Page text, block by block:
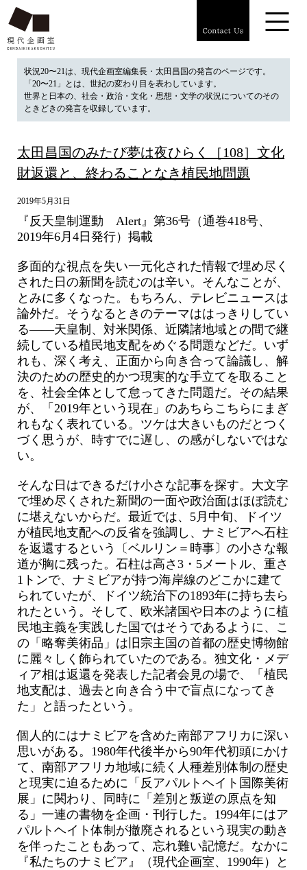
状況20〜21は、現代企画室編集長・太田昌国の発言のページです。
「20〜21」とは、世紀の変わり目を表わしています。
世界と日本の、社会・政治・文化・思想・文学の状況についてのその
ときどきの発言を収録しています。
太田昌国のみたび夢は夜ひらく［108］文化
財返還と、終わることなき植民地問題
2019年5月31日
『反天皇制運動 Alert』第36号（通巻418号、
2019年6月4日発行）掲載
多面的な視点を失い一元化された情報で埋め尽く
された日の新聞を読むのは辛い。そんなことが、
とみに多くなった。もちろん、テレビニュースは
論外だ。そうなるときのテーマははっきりしてい
る――天皇制、対米関係、近隣諸地域との間で継
続している植民地支配をめぐる問題などだ。いず
れも、深く考え、正面から向き合って論議し、解
決のための歴史的かつ現実的な手立てを取ること
を、社会全体として怠ってきた問題だ。その結果
が、「2019年という現在」のあちらこちらにまぎ
れもなく表れている。ツケは大きいものだとつく
づく思うが、時すでに遅し、の感がしないではな
い。
そんな日はできるだけ小さな記事を探す。大文字
で埋め尽くされた新聞の一面や政治面はほぼ読む
に堪えないからだ。最近では、5月中旬、ドイツ
が植民地支配への反省を強調し、ナミビアへ石柱
を返還するという〔ベルリン＝時事〕の小さな報
道が胸に残った。石柱は高さ3・5メートル、重さ
1トンで、ナミビアが持つ海岸線のどこかに建て
られていたが、ドイツ統治下の1893年に持ち去ら
れたという。そして、欧米諸国や日本のように植
民地主義を実践した国ではそうであるように、こ
の「略奪美術品」は旧宗主国の首都の歴史博物館
に麗々しく飾られていたのである。独文化・メデ
ィア相は返還を発表した記者会見の場で、「植民
地支配は、過去と向き合う中で盲点になってき
た」と語ったという。
個人的にはナミビアを含めた南部アフリカに深い
思いがある。1980年代後半から90年代初頭にかけ
て、南部アフリカ地域に続く人種差別体制の歴史
と現実に迫るために「反アパルトヘイト国際美術
展」に関わり、同時に「差別と叛逆の原点を知
る」一連の書物を企画・刊行した。1994年にはア
パルトヘイト体制が撤廃されるという現実の動き
を伴ったこともあって、忘れ難い記憶だ。なかに
『私たちのナミビア』（現代企画室、1990年）と